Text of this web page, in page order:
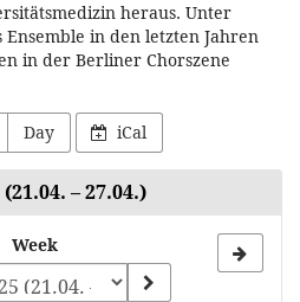
heraus. Unter
in den letzten Jahren
in der Berliner Chorszene
Day iCal
– 27.04.)
Week